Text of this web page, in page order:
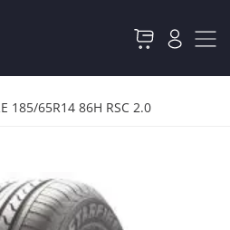
185/65R14 86H RSC 2.0